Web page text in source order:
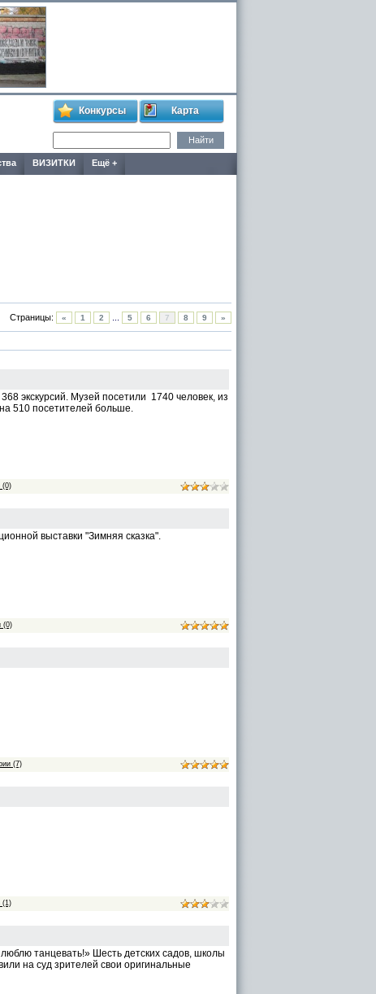
Конкурсы Карта
ВИЗИТКИ Ещё +
Страницы: « 1 2 5 6 7 8 9 »
экскурсий. Музей посетили 1740 человек, из
510 посетителей больше.
(0)
выставки "Зимняя сказка".
(0)
(7)
(1)
танцевать!» Шесть детских садов, школы
на суд зрителей свои оригинальные